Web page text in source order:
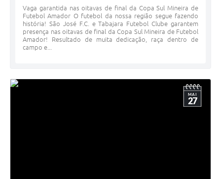
Vaga garantida nas oitavas de final da Copa Sul Mineira de
Futebol Amador O futebol da nossa região segue fazendo
história! São José F.C. e Tabajara Futebol Clube garantem
presença nas oitavas de final da Copa Sul Mineira de Futebol
Amador! Resultado de muita dedicação, raça dentro de
campo e...
MAI
27